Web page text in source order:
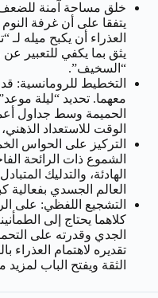
خلق مساحة آمنة
يتفقا على أن غرفة
العذراء أن يكبح ميله
يثق بما يكفي للتعبير
“السخيف”.
التخطيط للرومانسية:
معهما. تحديد “ليلة
الحميمة وسط جداول
الوقت للاستعداد
التركيز على الحواس
الشموع ذات الرائحة
الهادئة، والتدليك
العالم الجسدي بفعالية
التشجيع اللفظي: على
كلاهما يحتاج إلى
الجدي وقدرته على
تقديره لاهتمام العذراء
الثقة ويفتح الباب